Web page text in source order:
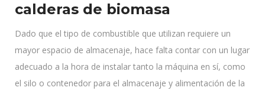
calderas de biomasa
Dado que el tipo de combustible que utilizan requiere un
mayor espacio de almacenaje, hace falta contar con un lugar
adecuado a la hora de instalar tanto la máquina en sí, como
el silo o contenedor para el almacenaje y alimentación de la